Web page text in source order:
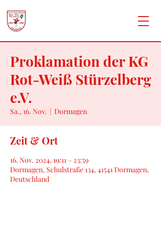
Proklamation der KG
Rot-Weiß Stürzelberg
e.V.
Sa., 16. Nov.
  |
Dormagen
Zeit & Ort
16. Nov. 2024, 19:11 – 23:59
Dormagen, Schulstraße 134, 41541 Dormagen,
Deutschland